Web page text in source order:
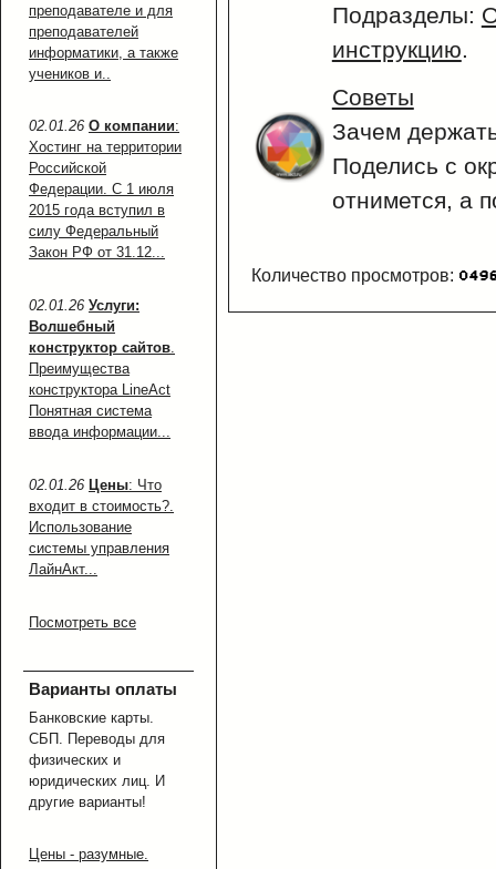
преподавателе и для
преподавателей
информатики, а также
учеников и..
02.01.26 О компании:
Хостинг на территории
Российской
Федерации. С 1 июля
2015 года вступил в
силу Федеральный
Закон РФ от 31.12...
02.01.26 Услуги:
Волшебный
конструктор сайтов.
Преимущества
конструктора LineAct
Понятная система
ввода информации...
02.01.26 Цены: Что
входит в стоимость?.
Использование
системы управления
ЛайнАкт...
Посмотреть все
Варианты оплаты
Банковские карты.
СБП. Переводы для
физических и
юридических лиц. И
другие варианты!
Цены - разумные.
Подразделы:
инструкцию.
Советы
Зачем
Поделись с
отнимется, а
Количество просмотров: